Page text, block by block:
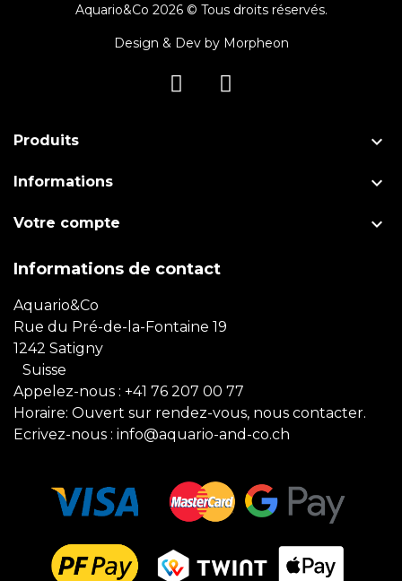
Aquario&Co 2026 © Tous droits réservés.
Design & Dev by Morpheon
Produits 
Informations 
Votre compte 
Informations de contact
Aquario&Co
Rue du Pré-de-la-Fontaine 19
1242 Satigny
Suisse
Appelez-nous : +41 76 207 00 77
Horaire: Ouvert sur rendez-vous, nous contacter.
Ecrivez-nous : info@aquario-and-co.ch